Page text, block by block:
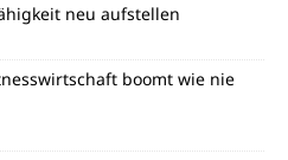
neu aufstellen
boomt wie nie